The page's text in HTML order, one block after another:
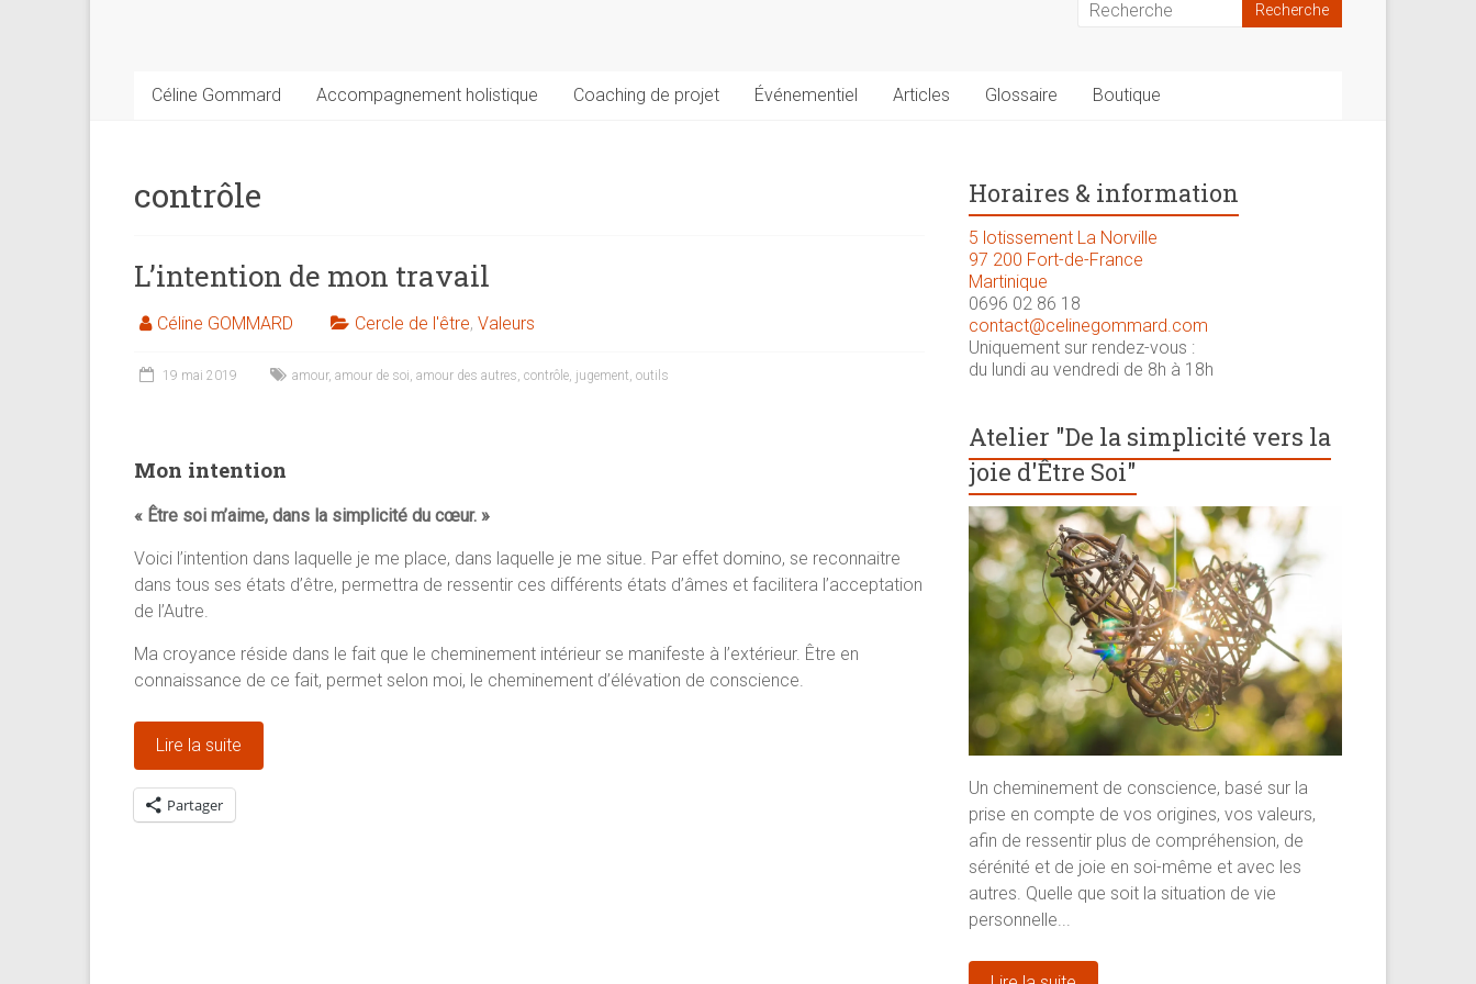
praticienne
Céline Gommard Accompagnement holistique Coaching de projet Événementiel Articles Glossaire Boutique
contrôle
L’intention de mon travail
Céline GOMMARD Cercle de l'être, Valeurs
19 mai 2019 amour, amour de soi, amour des autres, contrôle, jugement, outils
Mon intention
« Être soi m’aime, dans la simplicité du cœur. »
Voici l’intention dans laquelle je me place, dans laquelle je me situe. Par effet domino, se reconnaitre
dans tous ses états d’être, permettra de ressentir ces différents états d’âmes et facilitera l’acceptation
de l’Autre.
Ma croyance réside dans le fait que le cheminement intérieur se manifeste à l’extérieur. Être en
connaissance de ce fait, permet selon moi, le cheminement d’élévation de conscience.
Lire la suite
Partager
Horaires & information
5 lotissement La Norville
97 200 Fort-de-France
Martinique
0696 02 86 18
contact@celinegommard.com
Uniquement sur rendez-vous :
du lundi au vendredi de 8h à 18h
Atelier "De la simplicité vers la
joie d'Être Soi"
Un cheminement de conscience, basé sur la
prise en compte de vos origines, vos valeurs,
afin de ressentir plus de compréhension, de
sérénité et de joie en soi-même et avec les
autres. Quelle que soit la situation de vie
personnelle...